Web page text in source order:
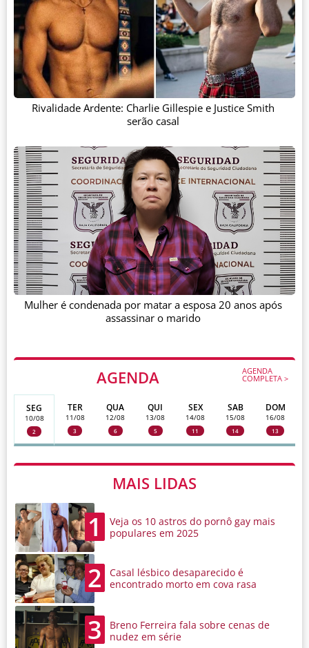
AGENDA AGENDA
COMPLETA >
SEG
10/08
2
TER
11/08
3
QUA
12/08
6
QUI
13/08
5
SEX
14/08
11
SAB
15/08
14
DOM
16/08
13
MAIS LIDAS
1
Veja os 10 astros do pornô gay mais
populares em 2025
2
Casal lésbico desaparecido é
encontrado morto em cova rasa
3
Breno Ferreira fala sobre cenas de
nudez em série
Rivalidade Ardente: Charlie Gillespie e Justice Smith
serão casal
Mulher é condenada por matar a esposa 20 anos após
assassinar o marido